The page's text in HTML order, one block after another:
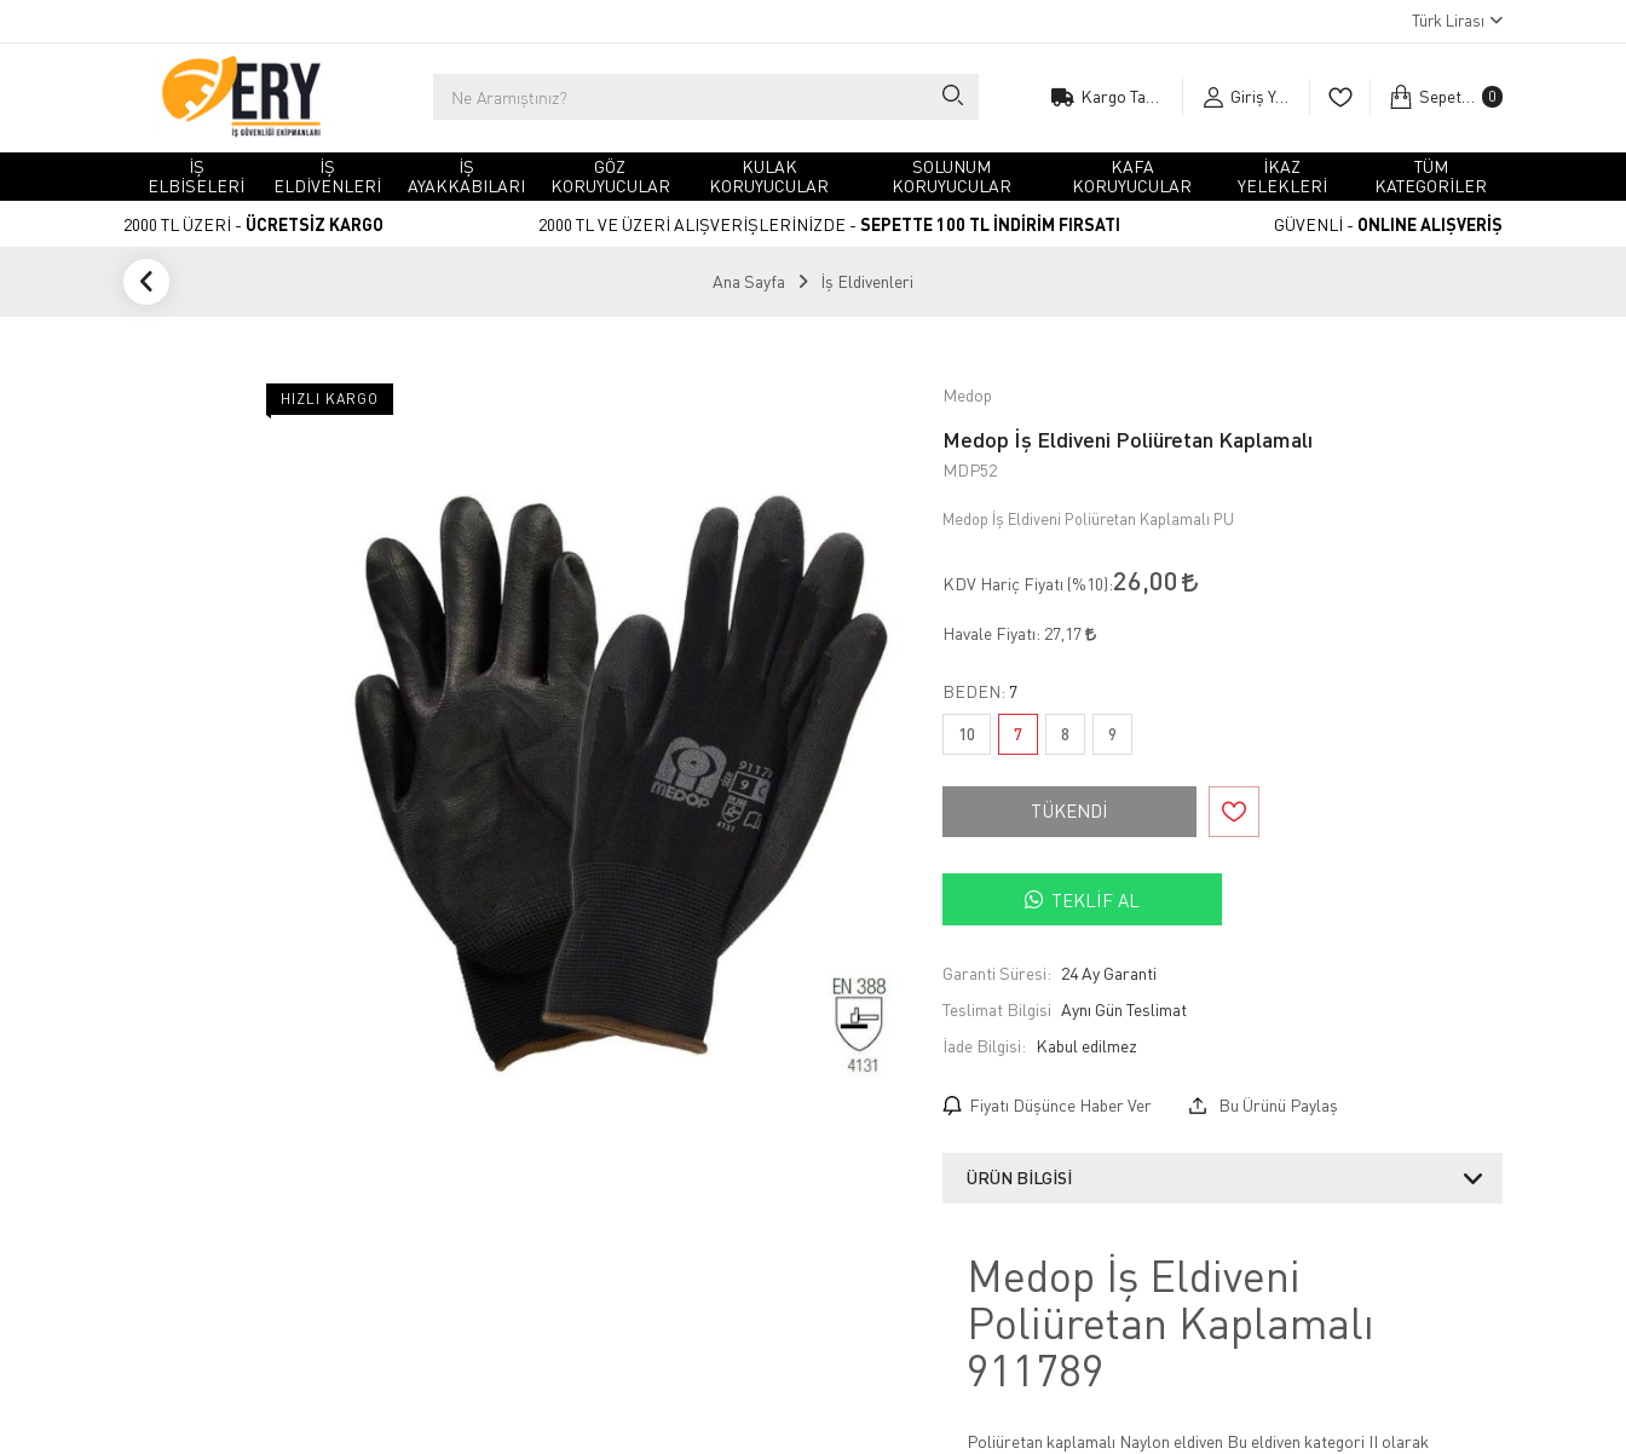
Türk Lirası
Giriş Yap Sepetim 0
İŞ
ELBİSELERİ
İŞ
ELDİVENLERİ
İŞ
AYAKKABILARI
GÖZ
KORUYUCULAR
KULAK
KORUYUCULAR
SOLUNUM
KORUYUCULAR
KAFA
KORUYUCULAR
İKAZ
YELEKLERİ
TÜM
KATEGORİLER
2000 TL ÜZERİ - ÜCRETSİZ KARGO 2000 TL VE ÜZERİ ALIŞVERİŞLERİNİZDE - SEPETTE 100 TL İNDİRİM FIRSATI GÜVENLİ - ONLINE ALIŞVERİŞ
Ana Sayfa İş Eldivenleri
HIZLI KARGO Medop
Medop İş Eldiveni Poliüretan Kaplamalı
MDP52
Medop İş Eldiveni Poliüretan Kaplamalı PU
KDV Hariç Fiyatı (%10):26,00
Havale Fiyatı: 27,17
BEDEN: 7
10 7 8 9
TÜKENDİ
TEKLIF AL
Garanti Süresi: 24 Ay Garanti
Teslimat Bilgisi Aynı Gün Teslimat
İade Bilgisi:
Fiyatı Düşünce Haber Ver Bu Ürünü Paylaş
ÜRÜN BILGISI
Medop İş Eldiveni
Poliüretan Kaplamalı
911789
Poliüretan kaplamalı Naylon eldiven Bu eldiven kategori II olarak